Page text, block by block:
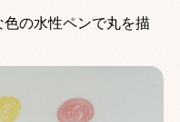
の水性ペンで丸を描